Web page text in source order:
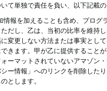
て単独で責任を負い、以下記載
情報を加えることも含め、プロ
だし、乙は、当初の比率を維持
変更しない方法または事実とし
きます。甲が乙に提供すること
ーマットされていないアマゾン
ー情報」へのリンクを削除した
とします。